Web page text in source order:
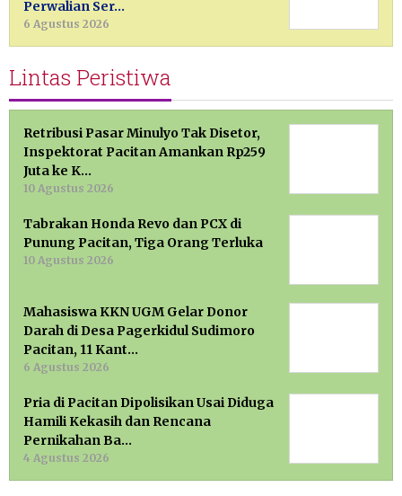
Perwalian Ser…
6 Agustus 2026
Lintas Peristiwa
Retribusi Pasar Minulyo Tak Disetor,
Inspektorat Pacitan Amankan Rp259
Juta ke K…
10 Agustus 2026
Tabrakan Honda Revo dan PCX di
Punung Pacitan, Tiga Orang Terluka
10 Agustus 2026
Mahasiswa KKN UGM Gelar Donor
Darah di Desa Pagerkidul Sudimoro
Pacitan, 11 Kant…
6 Agustus 2026
Pria di Pacitan Dipolisikan Usai Diduga
Hamili Kekasih dan Rencana
Pernikahan Ba…
4 Agustus 2026